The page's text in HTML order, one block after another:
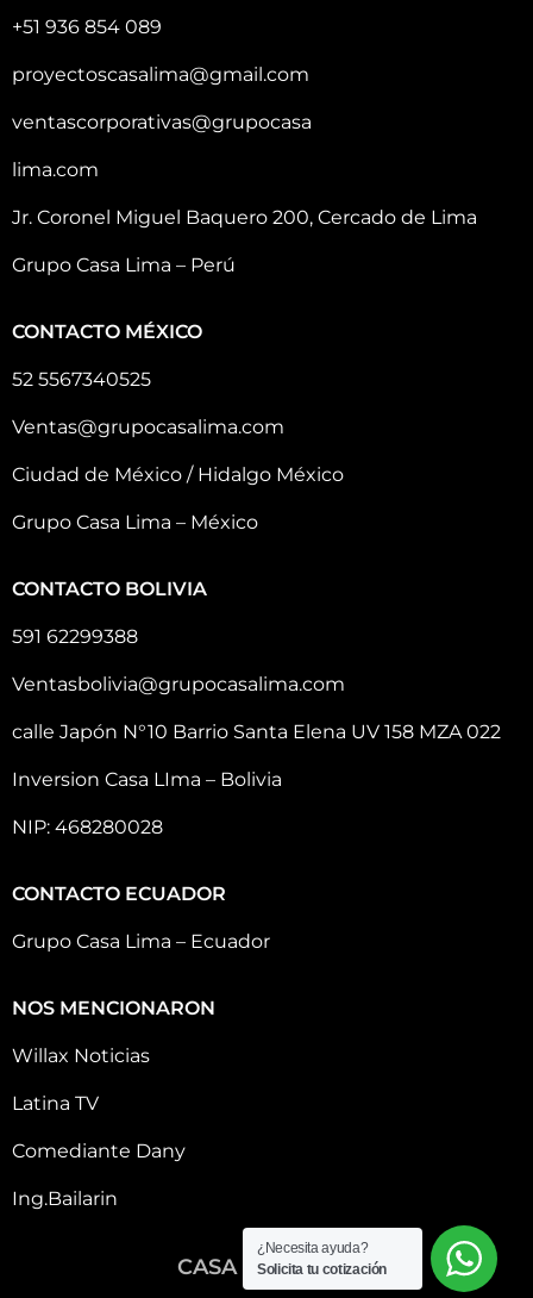
+51 936 854 089
proyectoscasalima@gmail.com
ventascorporativas@grupocasa
lima.com
Jr. Coronel Miguel Baquero 200, Cercado de Lima
Grupo Casa Lima – Perú
CONTACTO MÉXICO
52 5567340525
Ventas@grupocasalima.com
Ciudad de México / Hidalgo México
Grupo Casa Lima – México
CONTACTO BOLIVIA
591 62299388
Ventasbolivia@grupocasalima.com
calle Japón N°10 Barrio Santa Elena UV 158 MZA 022
Inversion Casa LIma – Bolivia
NIP: 468280028
CONTACTO ECUADOR
Grupo Casa Lima – Ecuador
NOS MENCIONARON
Willax Noticias
Latina TV
Comediante Dany
Ing.Bailarin
CASA LIMA 2026
¿Necesita ayuda?
Solicita tu cotización